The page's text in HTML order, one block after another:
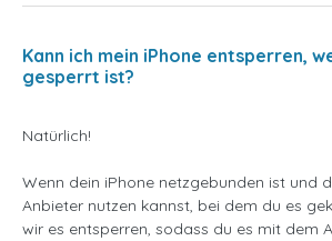
Kann ich mein iPhone entsperren,
gesperrt ist?
Natürlich!
Wenn dein iPhone netzgebunden ist und
Anbieter nutzen kannst, bei dem du es
wir es entsperren, sodass du es mit dem